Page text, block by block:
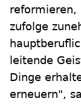
reformieren,
zufolge
leitende
Dinge
erneuern",